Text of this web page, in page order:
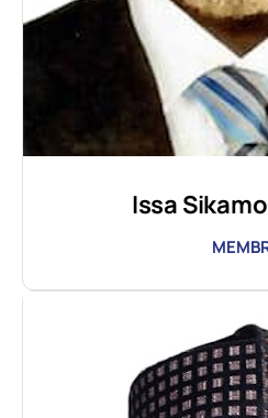
Issa